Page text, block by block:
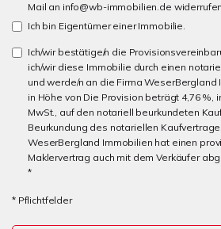
Mail an info@wb-immobilien.de
Ich bin Eigentümer einer Immobilie.
Ich/wir bestätige/n die
ich/wir diese Immobilie durch einen
und werde/n an die Firma
in Höhe von Die Provision beträgt 4,76 %,
MwSt., auf den notariell beurkundeten
Beurkundung des notariellen
WeserBergland Immobilien hat einen
Maklervertrag auch mit dem Verkäufer
*
* Pflichtfelder